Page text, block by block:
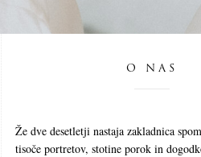
O NAS
Že dve desetletji nastaja zakladnica
tisoče portretov, stotine porok in